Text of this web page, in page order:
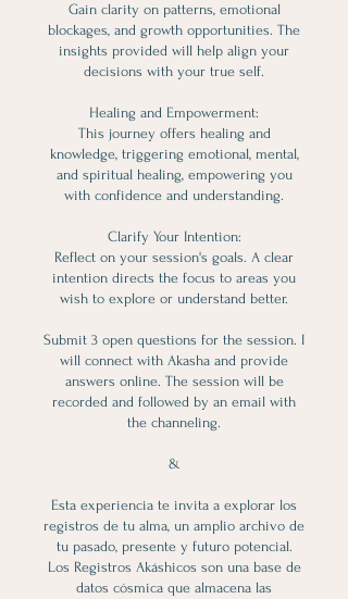
Gain clarity on patterns, emotional
blockages, and growth opportunities. The
insights provided will help align your
decisions with your true self.
Healing and Empowerment:
This journey offers healing and
knowledge, triggering emotional, mental,
and spiritual healing, empowering you
with confidence and understanding.
Clarify Your Intention:
Reflect on your session's goals. A clear
intention directs the focus to areas you
wish to explore or understand better.
Submit 3 open questions for the session. I
will connect with Akasha and provide
answers online. The session will be
recorded and followed by an email with
the channeling.
&
Esta experiencia te invita a explorar los
registros de tu alma, un amplio archivo de
tu pasado, presente y futuro potencial.
Los Registros Akáshicos son una base de
datos cósmica que almacena las